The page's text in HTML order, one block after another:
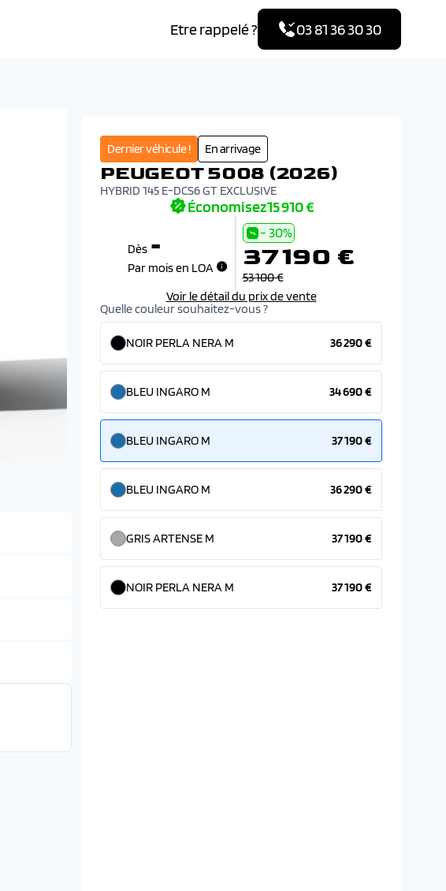
Etre rappelé ? 03 81 36 30 30
Dernier véhicule ! En arrivage
PEUGEOT 5008 (2026)
HYBRID 145 E-DCS6 GT EXCLUSIVE
Économisez15 910 €
Dès -
Par mois en LOA
- 30%
37 190 €
53 100 €
Voir le détail du prix de vente
Quelle couleur souhaitez-vous ?
NOIR PERLA NERA M 36 290 €
BLEU INGARO M 34 690 €
BLEU INGARO M 37 190 €
BLEU INGARO M 36 290 €
GRIS ARTENSE M 37 190 €
NOIR PERLA NERA M 37 190 €